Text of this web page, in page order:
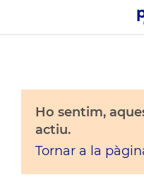
Ho sentim,
actiu.
Tornar a la